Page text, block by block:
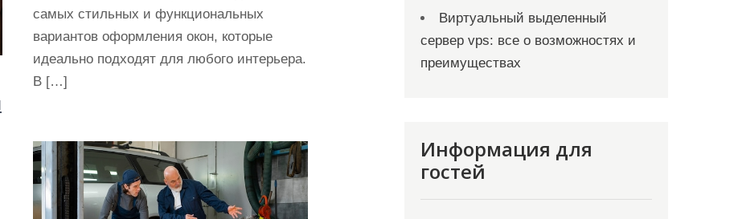
самых стильных и функциональных
вариантов оформления окон, которые
идеально подходят для любого интерьера.
В […]
Виртуальный выделенный
сервер vps: все о возможностях и
преимуществах
Информация для
гостей